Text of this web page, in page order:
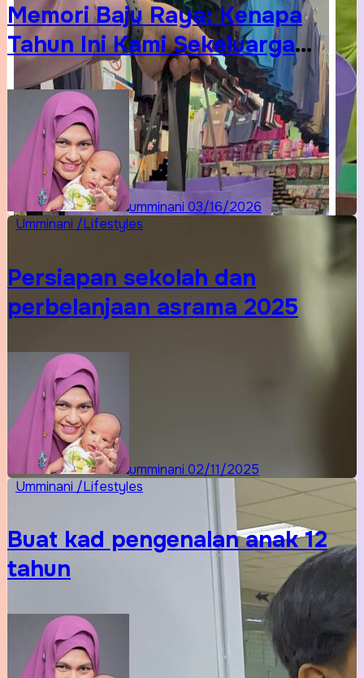
Memori Baju Raya: Kenapa
Tahun Ini Kami Sekeluarga
Kembali ke Pusat Pakaian Hari-
Hari?
umminani 03/16/2026
Umminani /Lifestyles
Persiapan sekolah dan
perbelanjaan asrama 2025
umminani 02/11/2025
Umminani /Lifestyles
Buat kad pengenalan anak 12
tahun